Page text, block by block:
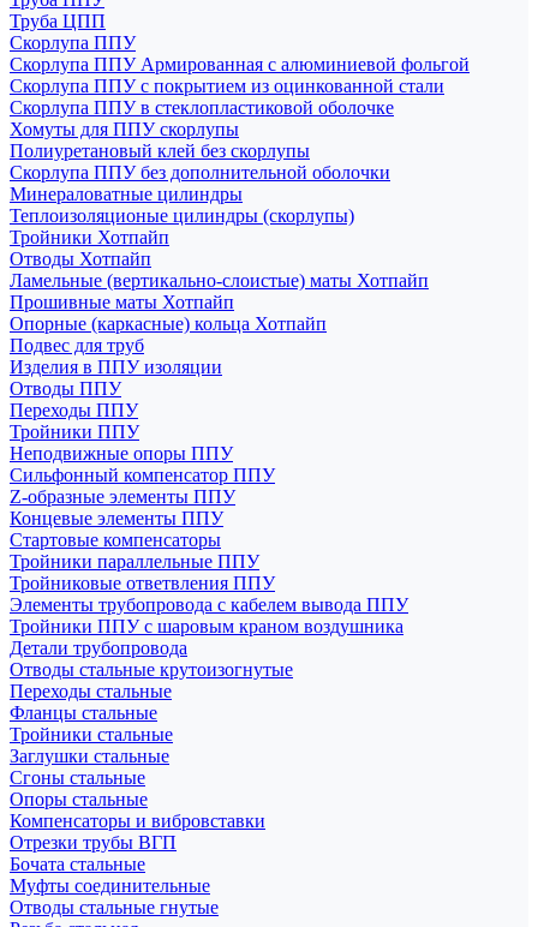
Труба ЦПП
Скорлупа ППУ
Скорлупа ППУ Армированная с алюминиевой фольгой
Скорлупа ППУ с покрытием из оцинкованной стали
Скорлупа ППУ в стеклопластиковой оболочке
Хомуты для ППУ скорлупы
Полиуретановый клей без скорлупы
Скорлупа ППУ без дополнительной оболочки
Минераловатные цилиндры
Теплоизоляционые цилиндры (скорлупы)
Тройники Хотпайп
Отводы Хотпайп
Ламельные (вертикально-слоистые) маты Хотпайп
Прошивные маты Хотпайп
Опорные (каркасные) кольца Хотпайп
Подвес для труб
Изделия в ППУ изоляции
Отводы ППУ
Переходы ППУ
Тройники ППУ
Неподвижные опоры ППУ
Cильфонный компенсатор ППУ
Z-образные элементы ППУ
Концевые элементы ППУ
Стартовые компенсаторы
Тройники параллельные ППУ
Тройниковые ответвления ППУ
Элементы трубопровода с кабелем вывода ППУ
Тройники ППУ с шаровым краном воздушника
Детали трубопровода
Отводы стальные крутоизогнутые
Переходы стальные
Фланцы стальные
Тройники стальные
Заглушки стальные
Сгоны стальные
Опоры стальные
Компенсаторы и вибровставки
Отрезки трубы ВГП
Бочата стальные
Муфты соединительные
Отводы стальные гнутые